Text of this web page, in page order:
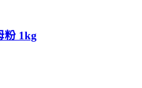
粉 1kg